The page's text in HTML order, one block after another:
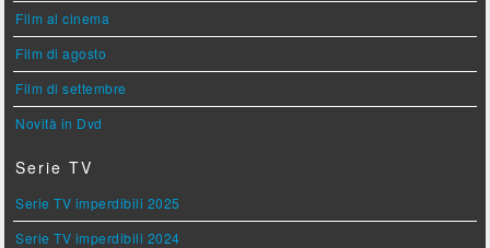
Film al cinema
Film di agosto
Film di settembre
Novità in Dvd
Serie TV
Serie TV imperdibili 2025
Serie TV imperdibili 2024